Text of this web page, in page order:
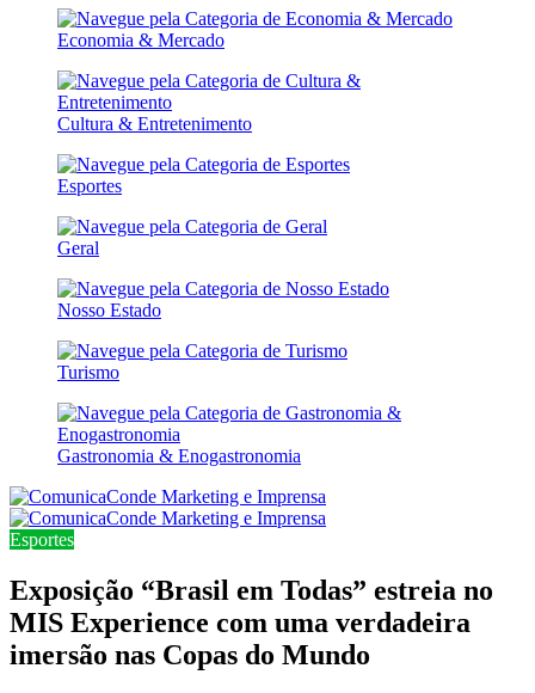
Economia & Mercado
Cultura & Entretenimento
Esportes
Geral
Nosso Estado
Turismo
Gastronomia & Enogastronomia
Esportes
Exposição “Brasil em Todas” estreia no
MIS Experience com uma verdadeira
imersão nas Copas do Mundo